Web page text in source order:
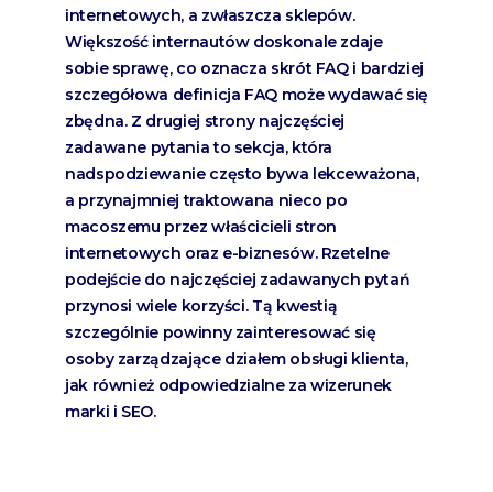
internetowych, a zwłaszcza sklepów.
Większość internautów doskonale zdaje
sobie sprawę, co oznacza skrót FAQ i bardziej
szczegółowa definicja FAQ może wydawać się
zbędna. Z drugiej strony najczęściej
zadawane pytania to sekcja, która
nadspodziewanie często bywa lekceważona,
a przynajmniej traktowana nieco po
macoszemu przez właścicieli stron
internetowych oraz e-biznesów. Rzetelne
podejście do najczęściej zadawanych pytań
przynosi wiele korzyści. Tą kwestią
szczególnie powinny zainteresować się
osoby zarządzające działem obsługi klienta,
jak również odpowiedzialne za wizerunek
marki i SEO.